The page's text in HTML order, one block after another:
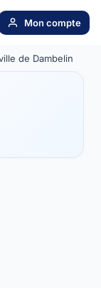
Mon compte
de Dambelin